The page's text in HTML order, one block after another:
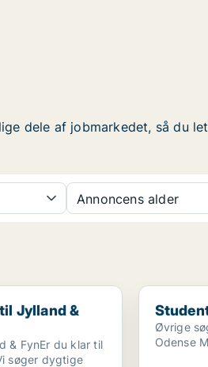
dele af jobmarkedet, så du
Annoncens alder
& Fyn
Jylland &
& FynEr du klar til
søger dygtige
Student
Øvrige
Odense M